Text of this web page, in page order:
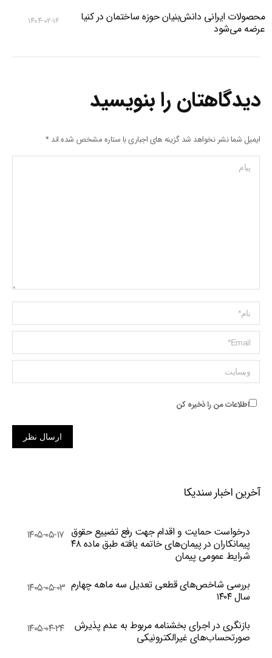
محصولات ایرانی دانش‌بنیان‌ حوزه ساختمان در کنیا
عرضه می‌شود
۱۴۰۴-۰۲-۱۶
دیدگاهتان را بنویسید
ایمیل شما نشر نخواهد شد گزینه های اجباری با ستاره مشخص شده اند*
پیام
Name *
ایمیل *
وبسایت
اطلاعات من را ذخیره کن
ارسال نظر
آخرین اخبار سندیکا
درخواست حمایت و اقدام جهت رفع تضییع حقوق
پیمانکاران در پیمان‌های خاتمه یافته طبق ماده ۴۸
شرایط عمومی پیمان
۱۴۰۵-۰۵-۱۷
بررسی شاخص‌های قطعی تعدیل سه ماهه چهارم
سال ۱۴۰۴
۱۴۰۵-۰۵-۰۳
بازنگری در اجرای بخشنامه مربوط به عدم پذیرش
صورتحساب‌های غیرالکترونیکی
۱۴۰۵-۰۴-۲۴